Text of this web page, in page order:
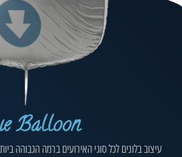
Balloon
עיצוב בלונים לכל סוגי האירועים ברמה הגבוהה